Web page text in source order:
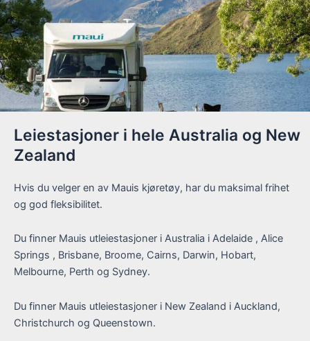
Leiestasjoner i hele Australia og New
Zealand
Hvis du velger en av Mauis kjøretøy, har du maksimal frihet
og god fleksibilitet.
Du finner Mauis utleiestasjoner i Australia i Adelaide , Alice
Springs , Brisbane, Broome, Cairns, Darwin, Hobart,
Melbourne, Perth og Sydney.
Du finner Mauis utleiestasjoner i New Zealand i Auckland,
Christchurch og Queenstown.